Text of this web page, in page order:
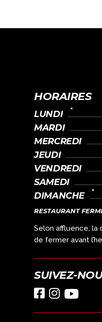
HORAIRES
LUNDI
MARDI
MERCREDI
JEUDI
VENDREDI
SAMEDI
DIMANCHE
RESTAURANT
Selon affluence,
de fermer avant
SUIVEZ-